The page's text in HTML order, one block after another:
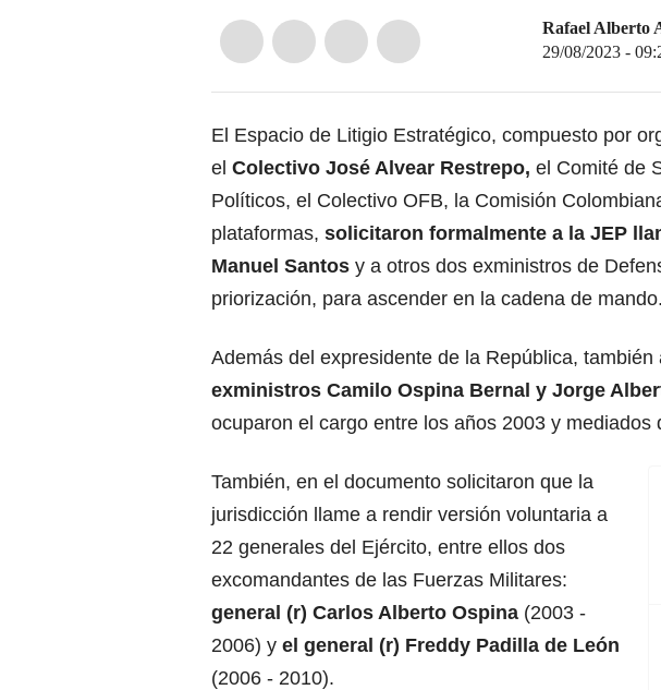
Rafael Alberto
29/08/2023 -
El Espacio de Litigio Estratégico, compuesto por
el Colectivo José Alvear Restrepo, el Comité de
Políticos, el Colectivo OFB, la Comisión
plataformas, solicitaron formalmente a la JEP
Manuel Santos y a otros dos exministros de
priorización, para ascender en la cadena de mando.
Además del expresidente de la República,
exministros Camilo Ospina Bernal y Jorge
ocuparon el cargo entre los años 2003 y mediados
También, en el documento solicitaron que la
jurisdicción llame a rendir versión voluntaria a
22 generales del Ejército, entre ellos dos
excomandantes de las Fuerzas Militares:
general (r) Carlos Alberto Ospina (2003 -
2006) y el general (r) Freddy Padilla de León
(2006 - 2010).